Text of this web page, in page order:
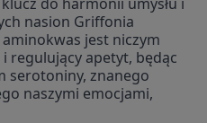
do harmonii umysłu i
nasion Griffonia
jest niczym
regulujący apetyt, będąc
serotoniny, znanego
naszymi emocjami,